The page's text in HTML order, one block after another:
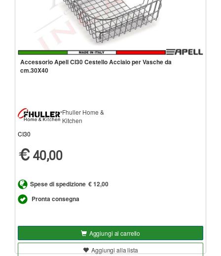
Accessorio Apell CI30 Cestello Acciaio per Vasche da
cm.30X40
Fhuller Home &
Kitchen
CI30
40,00
Spese di spedizione € 12,00
Pronta consegna
Aggiungi al carrello
Aggiungi alla lista